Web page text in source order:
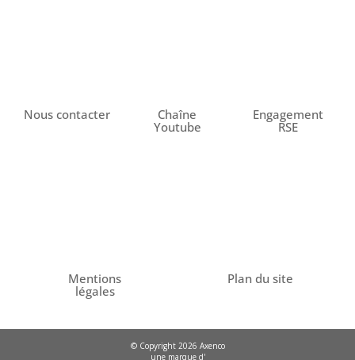
Nous contacter
Chaîne
Youtube
Engagement
RSE
Mentions
légales
Plan du site
© Copyright 2026 Axenco
une marque d'